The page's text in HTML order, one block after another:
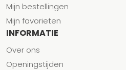
Mijn bestellingen
Mijn favorieten
INFORMATIE
Over ons
Openingstijden